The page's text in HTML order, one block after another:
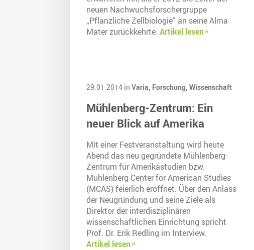
neuen Nachwuchsforschergruppe
„Pflanzliche Zellbiologie“ an seine Alma
Mater zurückkehrte. Artikel lesen
29.01.2014 in Varia, Forschung, Wissenschaft
Mühlenberg-Zentrum: Ein
neuer Blick auf Amerika
Mit einer Festveranstaltung wird heute
Abend das neu gegründete Mühlenberg-
Zentrum für Amerikastudien bzw.
Muhlenberg Center for American Studies
(MCAS) feierlich eröffnet. Über den Anlass
der Neugründung und seine Ziele als
Direktor der interdisziplinären
wissenschaftlichen Einrichtung spricht
Prof. Dr. Erik Redling im Interview.
Artikel lesen